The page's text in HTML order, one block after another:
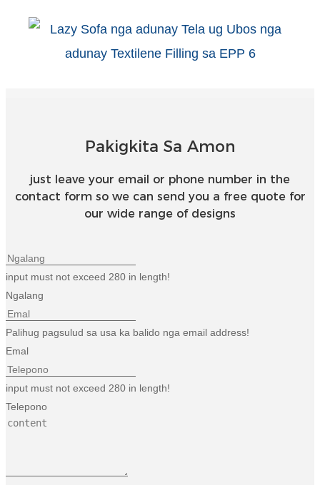
繁體中文
Pakigkita Sa Amon
just leave your email or phone number in the
contact form so we can send you a free quote for
our wide range of designs
input must not exceed 280 in length!
Ngalang
Palihug pagsulud sa usa ka balido nga email address!
Emal
input must not exceed 280 in length!
Telepono